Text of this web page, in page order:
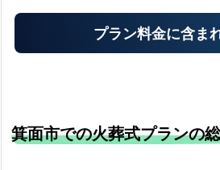
プラン料金に含ま
箕面市での火葬式プランの